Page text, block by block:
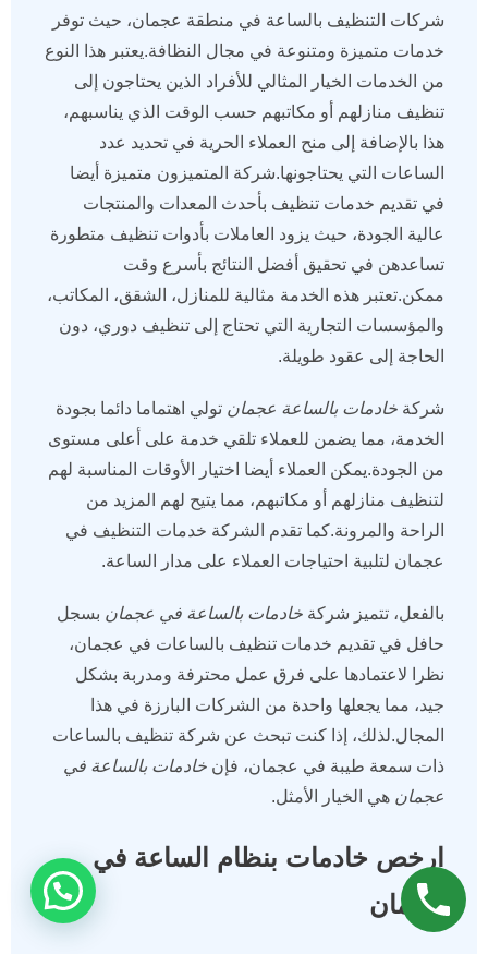
شركات التنظيف بالساعة في منطقة عجمان، حيث توفر
خدمات متميزة ومتنوعة في مجال النظافة.يعتبر هذا النوع
من الخدمات الخيار المثالي للأفراد الذين يحتاجون إلى
تنظيف منازلهم أو مكاتبهم حسب الوقت الذي يناسبهم،
هذا بالإضافة إلى منح العملاء الحرية في تحديد عدد
الساعات التي يحتاجونها.شركة المتميزون متميزة أيضا
في تقديم خدمات تنظيف بأحدث المعدات والمنتجات
عالية الجودة، حيث يزود العاملات بأدوات تنظيف متطورة
تساعدهن في تحقيق أفضل النتائج بأسرع وقت
ممكن.تعتبر هذه الخدمة مثالية للمنازل، الشقق، المكاتب،
والمؤسسات التجارية التي تحتاج إلى تنظيف دوري، دون
الحاجة إلى عقود طويلة.
شركة خادمات بالساعة عجمان تولي اهتماما دائما بجودة
الخدمة، مما يضمن للعملاء تلقي خدمة على أعلى مستوى
من الجودة.يمكن العملاء أيضا اختيار الأوقات المناسبة لهم
لتنظيف منازلهم أو مكاتبهم، مما يتيح لهم المزيد من
الراحة والمرونة.كما تقدم الشركة خدمات التنظيف في
عجمان لتلبية احتياجات العملاء على مدار الساعة.
بالفعل، تتميز شركة خادمات بالساعة في عجمان بسجل
حافل في تقديم خدمات تنظيف بالساعات في عجمان،
نظرا لاعتمادها على فرق عمل محترفة ومدربة بشكل
جيد، مما يجعلها واحدة من الشركات البارزة في هذا
المجال.لذلك، إذا كنت تبحث عن شركة تنظيف بالساعات
ذات سمعة طيبة في عجمان، فإن خادمات بالساعة في
عجمان هي الخيار الأمثل.
ارخص خادمات بنظام الساعة في
عجمان